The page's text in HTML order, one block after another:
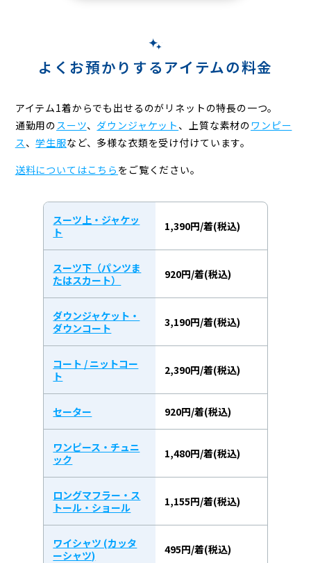
よくお預かりするアイテムの料金
アイテム1着からでも出せるのがリネットの特長の一つ。
通勤用のスーツ、 ダウンジャケット 、上質な素材のワンピー
ス、学生服など、 多様な衣類を受け付けています。
送料についてはこちら をご覧ください。
スーツ上・ジャケッ
ト
1,390円/着(税込)
スーツ下（パンツま
たはスカート）
920円/着(税込)
ダウンジャケット・
ダウンコート
3,190円/着(税込)
コート / ニットコー
ト
2,390円/着(税込)
セーター 920円/着(税込)
ワンピース・チュニ
ック
1,480円/着(税込)
ロングマフラー・ス
トール・ショール
1,155円/着(税込)
ワイシャツ (カッタ
ーシャツ)
495円/着(税込)